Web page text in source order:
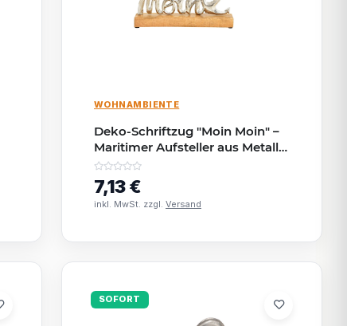
WOHNAMBIENTE
Deko-Schriftzug "Moin Moin" –
Maritimer Aufsteller aus Metall
& Holz 27×18×5?cm
7,13 €
inkl. MwSt. zzgl. Versand
SOFORT